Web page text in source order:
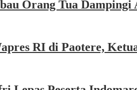
Orang Tua
RI di Paotere,